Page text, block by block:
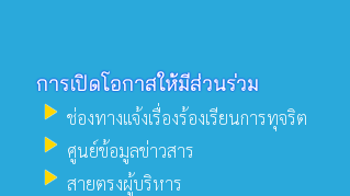
การเปิดโอกาสให้มีส่วนร่วม
play_arrow ช่องทางแจ้งเรื่องร้องเรียนการทุจริต
play_arrow ศูนย์ข้อมูลข่าวสาร
play_arrow สายตรงผู้บริหาร